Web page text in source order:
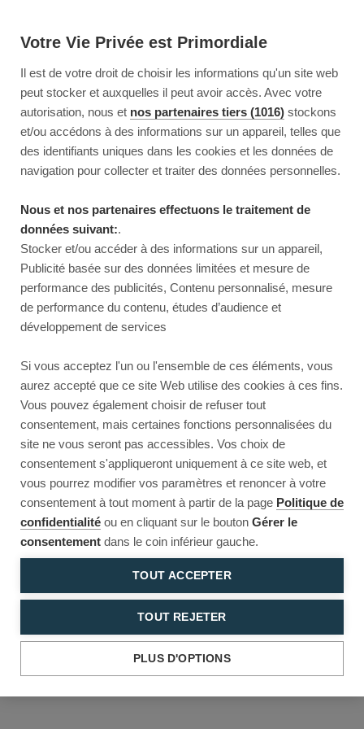
Votre Vie Privée est Primordiale
Il est de votre droit de choisir les informations qu'un site web
peut stocker et auxquelles il peut avoir accès. Avec votre
autorisation, nous et nos partenaires tiers (1016) stockons
et/ou accédons à des informations sur un appareil, telles que
des identifiants uniques dans les cookies et les données de
navigation pour collecter et traiter des données personnelles.
Nous et nos partenaires effectuons le traitement de
données suivant:.
Stocker et/ou accéder à des informations sur un appareil,
Publicité basée sur des données limitées et mesure de
performance des publicités, Contenu personnalisé, mesure
de performance du contenu, études d’audience et
développement de services
Si vous acceptez l'un ou l'ensemble de ces éléments, vous
aurez accepté que ce site Web utilise des cookies à ces fins.
Vous pouvez également choisir de refuser tout
consentement, mais certaines fonctions personnalisées du
site ne vous seront pas accessibles. Vos choix de
consentement s'appliqueront uniquement à ce site web, et
vous pourrez modifier vos paramètres et renoncer à votre
consentement à tout moment à partir de la page Politique de
confidentialité ou en cliquant sur le bouton Gérer le
consentement dans le coin inférieur gauche.
TOUT ACCEPTER
TOUT REJETER
PLUS D'OPTIONS
Reload to try again, or go back.
Reload Back